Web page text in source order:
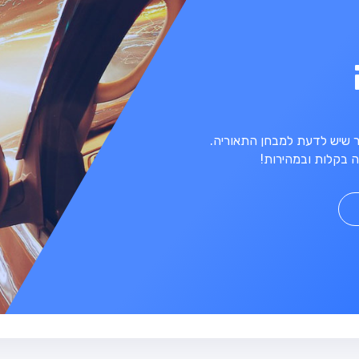
שיש לדעת למבחן התאוריה.
בקלות ובמהירות!